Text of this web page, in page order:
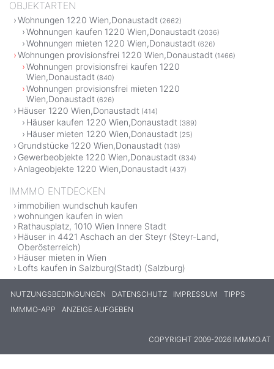
OBJEKTARTEN
Wohnungen 1220 Wien,Donaustadt (2662)
Wohnungen kaufen 1220 Wien,Donaustadt (2036)
Wohnungen mieten 1220 Wien,Donaustadt (626)
Wohnungen provisionsfrei 1220 Wien,Donaustadt (1466)
Wohnungen provisionsfrei kaufen 1220
Wien,Donaustadt (840)
Wohnungen provisionsfrei mieten 1220
Wien,Donaustadt (626)
Häuser 1220 Wien,Donaustadt (414)
Häuser kaufen 1220 Wien,Donaustadt (389)
Häuser mieten 1220 Wien,Donaustadt (25)
Grundstücke 1220 Wien,Donaustadt (139)
Gewerbeobjekte 1220 Wien,Donaustadt (834)
Anlageobjekte 1220 Wien,Donaustadt (437)
IMMMO ENTDECKEN
immobilien wundschuh kaufen
wohnungen kaufen in wien
Rathausplatz, 1010 Wien Innere Stadt
Häuser in 4421 Aschach an der Steyr (Steyr-Land,
Oberösterreich)
Häuser mieten in Wien
Lofts kaufen in Salzburg(Stadt) (Salzburg)
NUTZUNGSBEDINGUNGEN DATENSCHUTZ IMPRESSUM
TIPPS
IMMMO-APP
ANZEIGE AUFGEBEN
COPYRIGHT 2009-2026 IMMMO.AT